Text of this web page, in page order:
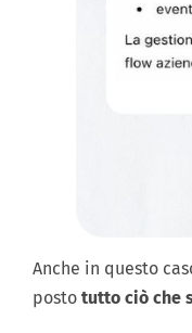
Anche in questo
posto tutto ciò che